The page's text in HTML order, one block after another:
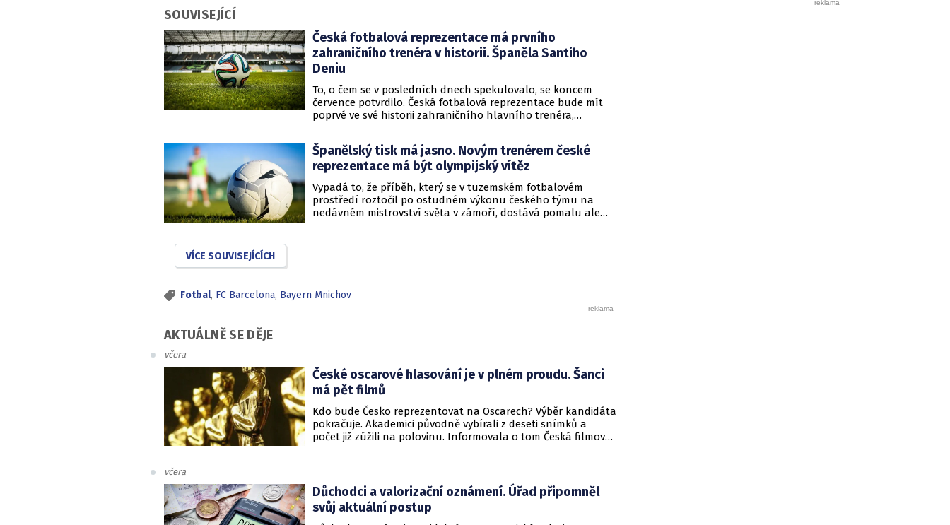
SOUVISEJÍCÍ
Česká fotbalová reprezentace má prvního
zahraničního trenéra v historii. Španěla Santiho
Deniu
To, o čem se v posledních dnech spekulovalo, se koncem
července potvrdilo. Česká fotbalová reprezentace bude mít
poprvé ve své historii zahraničního hlavního trenéra,
Santiho Deniu. Jdeo trenéra, který byl dosud spjat se
španělskými mládežnickými reprezentacemi, s nimiž měl
několik úspěchů, když vyhrál evropské šampionáty hráčů do
zlatá olympijská medaile z Paříže 2024, kterou vyhrál se
Španělskem. Jeho nejbližším pobočníkem v novém
realizačním týmu pak bude jeho krajan Pablo Amo.
Španělský tisk má jasno. Novým trenérem české
reprezentace má být olympijský vítěz
Vypadá to, že příběh, který se v tuzemském fotbalovém
prostředí roztočil po ostudném výkonu českého týmu na
nedávném mistrovství světa v zámoří, dostává pomalu ale
reprezentacemi s tím, že na posledních letních olympijských
hrách v Paříži v roce 2024 vyhrál se Španělskem zlato.
VÍCE SOUVISEJÍCÍCH
Fotbal, FC Barcelona, Bayern Mnichov
AKTUÁLNĚ SE DĚJE
včera
České oscarové hlasování je v plném proudu. Šanci
má pět filmů
Kdo bude Česko reprezentovat na Oscarech? Výběr kandidáta
pokračuje. Akademici původně vybírali z deseti snímků a
počet již zúžili na polovinu. Informovala o tom Česká filmová
včera
Důchodci a valorizační oznámení. Úřad připomněl
svůj aktuální postup